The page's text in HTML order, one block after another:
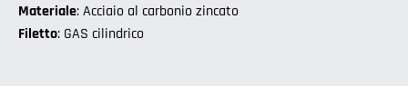
Materiale: Acciaio al carbonio zincato
Filetto: GAS cilindrico